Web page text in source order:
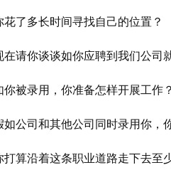
花了多长时间寻找自己的位置？
在请你谈谈如你应聘到我们公司
你被录用，你准备怎样开展工作
如公司和其他公司同时录用你，
打算沿着这条职业道路走下去至